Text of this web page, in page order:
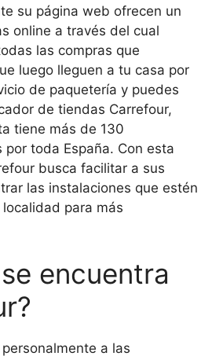
su página web ofrecen un
online a través del cual
las compras que
luego lleguen a tu casa por
de paquetería y puedes
de tiendas Carrefour,
tiene más de 130
toda España. Con esta
busca facilitar a sus
las instalaciones que estén
para más
encuentra
a las